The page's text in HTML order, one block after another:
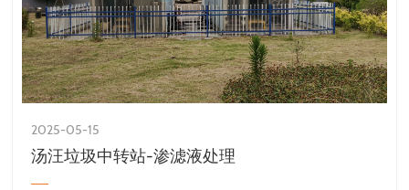
2025-05-15
汤汪垃圾中转站-渗滤液处理